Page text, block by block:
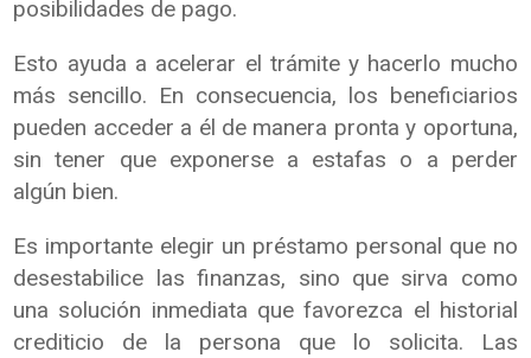
posibilidades de pago.
Esto ayuda a acelerar el trámite y hacerlo mucho
más sencillo. En consecuencia, los beneficiarios
pueden acceder a él de manera pronta y oportuna,
sin tener que exponerse a estafas o a perder
algún bien.
Es importante elegir un préstamo personal que no
desestabilice las finanzas, sino que sirva como
una solución inmediata que favorezca el historial
crediticio de la persona que lo solicita. Las